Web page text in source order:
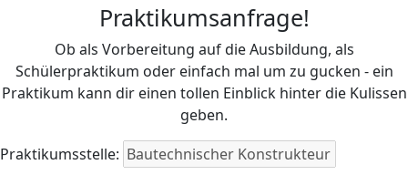
Praktikumsanfrage!
Ob als Vorbereitung auf die Ausbildung, als
Schülerpraktikum oder einfach mal um zu gucken - ein
Praktikum kann dir einen tollen Einblick hinter die Kulissen
geben.
Praktikumsstelle: